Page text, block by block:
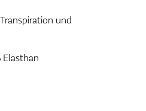
und
Elasthan